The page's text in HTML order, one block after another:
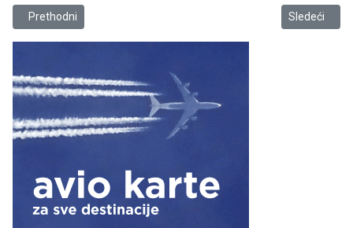
Prethodni članak: Zakazana sjednica Skupštine CG za 21. Januar
Prethodni Sledeći
Sledeći